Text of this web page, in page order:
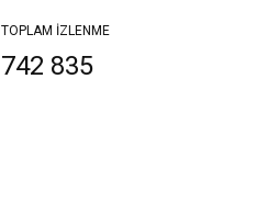
TOPLAM İZLENME
742 835